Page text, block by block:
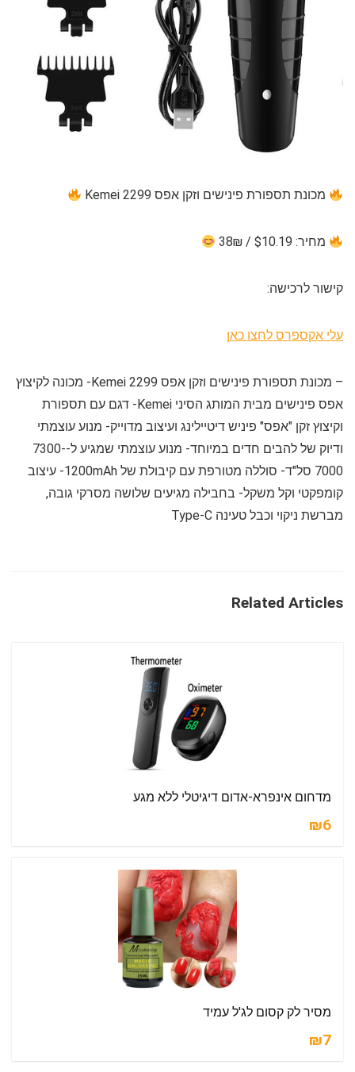
מכונת תספורת פינישים וזקן אפס Kemei 2299
מחיר: $10.19 / 38₪
קישור לרכישה:
עלי אקספרס לחצו כאן
– מכונת תספורת פינישים וזקן אפס Kemei 2299- מכונה לקיצוץ
אפס פינישים מבית המותג הסיני Kemei- דגם עם תספורת
וקיצוץ זקן "אפס" פיניש דיטיילינג ועיצוב מדוייק- מנוע עוצמתי
ודיוק של להבים חדים במיוחד- מנוע עוצמתי שמגיע ל-7300-
7000 סל"ד- סוללה מטורפת עם קיבולת של 1200mAh- עיצוב
קומפקטי וקל משקל- בחבילה מגיעים שלושה מסרקי גובה,
מברשת ניקוי וכבל טעינה Type-C
Related Articles
מדחום אינפרא-אדום דיגיטלי ללא מגע
₪6
מסיר לק קסום לג'ל עמיד
₪7